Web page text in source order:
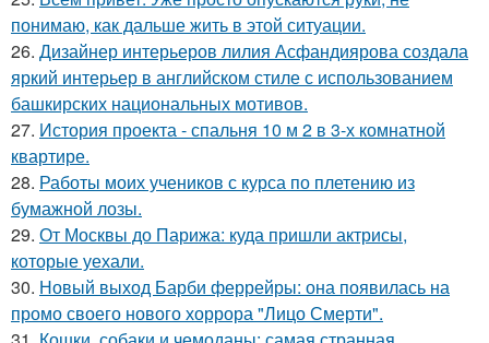
понимаю, как дальше жить в этой ситуации.
26. Дизайнер интерьеров лилия Асфандиярова создала
яркий интерьер в английском стиле с использованием
башкирских национальных мотивов.
27. История проекта - спальня 10 м 2 в 3-х комнатной
квартире.
28. Работы моих учеников с курса по плетению из
бумажной лозы.
29. От Москвы до Парижа: куда пришли актрисы,
которые уехали.
30. Новый выход Барби феррейры: она появилась на
промо своего нового хоррора "Лицо Смерти".